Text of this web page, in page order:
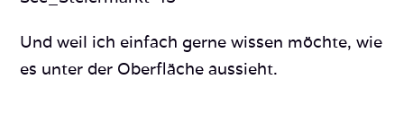
Und weil ich einfach gerne wissen möchte, wie
es unter der Oberfläche aussieht.